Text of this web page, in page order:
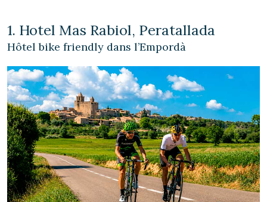
1. Hotel Mas Rabiol, Peratallada
Hôtel bike friendly dans l’Empordà